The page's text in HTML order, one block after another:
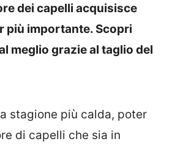
dei capelli acquisisce
più importante. Scopri
meglio grazie al taglio del
stagione più calda, poter
di capelli che sia in